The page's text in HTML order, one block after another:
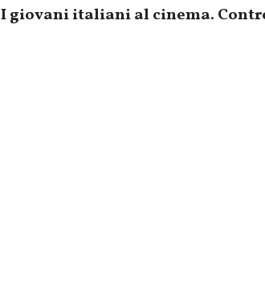
I giovani italiani al cinema.